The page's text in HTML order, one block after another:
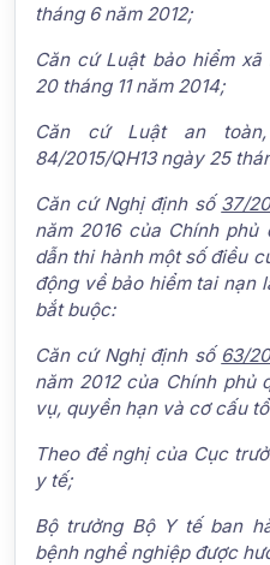
tháng 6 năm 2012;
Căn cứ Luật bảo hiểm xã
20 tháng 11 năm 2014;
Căn cứ Luật an
84/2015/QH13 ngày 25
Căn cứ Nghị định số 37/
năm 2016 của Chính
dẫn thi hành một số điều
động về bảo hiểm tai nạn
bắt buộc:
Căn cứ Nghị định số 63/
năm 2012 của Chính phủ
vụ, quyền hạn và cơ cấu
Theo đề nghị của Cục
y tế;
Bộ trưởng Bộ Y tế ban
bệnh nghề nghiệp được